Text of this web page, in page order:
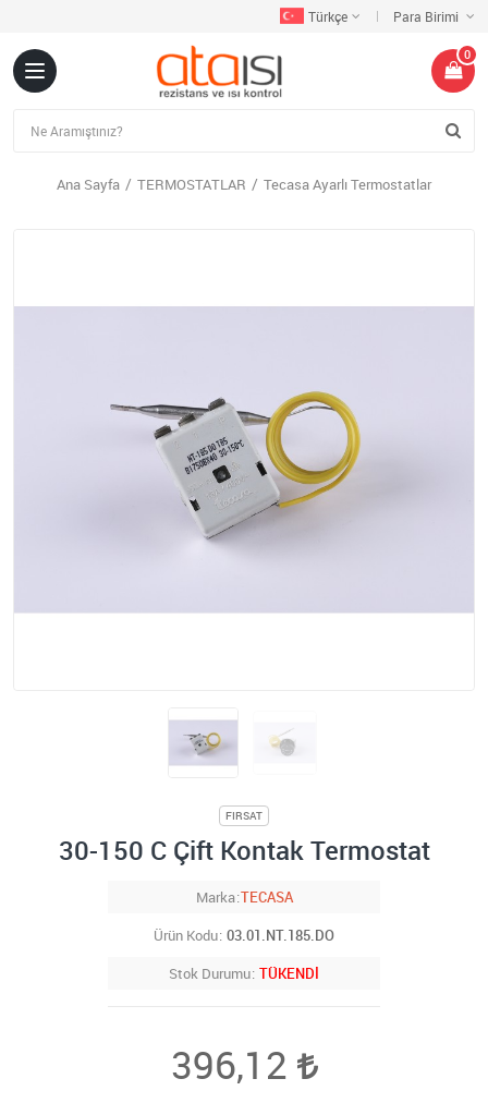
Türkçe Para Birimi
0
Ana Sayfa TERMOSTATLAR Tecasa Ayarlı Termostatlar
FIRSAT
30-150 C Çift Kontak Termostat
Marka TECASA
Ürün Kodu 03.01.NT.185.DO
Stok Durumu TÜKENDİ
396,12